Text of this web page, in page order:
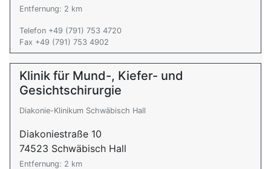
Entfernung: 2 km
Telefon +49 (791) 753 4720
Fax +49 (791) 753 4902
Klinik für Mund-, Kiefer- und
Gesichtschirurgie
Diakonie-Klinikum Schwäbisch Hall
Diakoniestraße 10
74523 Schwäbisch Hall
Entfernung: 2 km